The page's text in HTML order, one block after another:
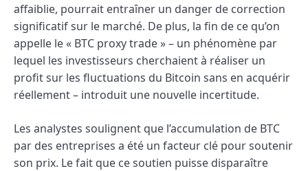
affaiblie, pourrait entraîner un danger de correction
significatif sur le marché. De plus, la fin de ce qu’on
appelle le « BTC proxy trade » – un phénomène par
lequel les investisseurs cherchaient à réaliser un
profit sur les fluctuations du Bitcoin sans en acquérir
réellement – introduit une nouvelle incertitude.
Les analystes soulignent que l’accumulation de BTC
par des entreprises a été un facteur clé pour soutenir
son prix. Le fait que ce soutien puisse disparaître